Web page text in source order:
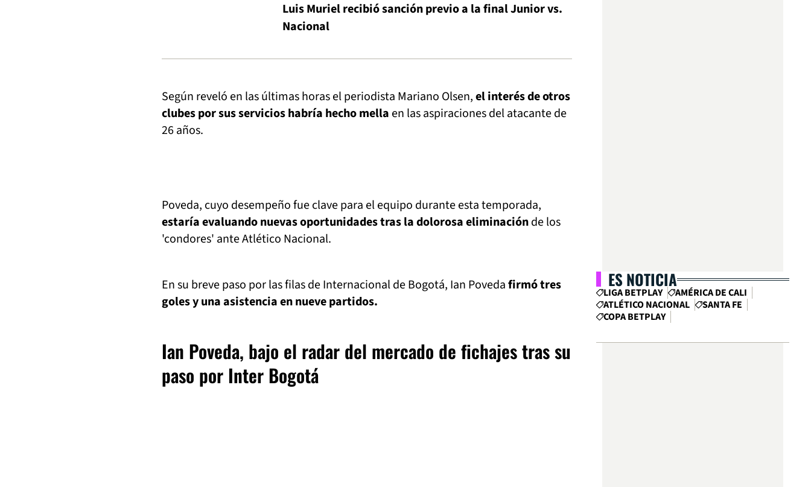
Luis Muriel recibió sanción previo a la final Junior vs.
Nacional
Según reveló en las últimas horas el periodista Mariano Olsen,el interés de otros
clubes por sus servicios habría hecho mella en las aspiraciones del atacante de
26 años.
Poveda, cuyo desempeño fue clave para el equipo durante esta temporada,
estaría evaluando nuevas oportunidades tras la dolorosa eliminaciónde los
'condores' ante Atlético Nacional.
En su breve paso por las filas de Internacional de Bogotá, Ian Povedafirmó tres
goles y una asistencia en nueve partidos.
Ian Poveda, bajo el radar del mercado de fichajes tras su
paso por Inter Bogotá
ES NOTICIA
LIGA BETPLAY
AMÉRICA DE CALI
ATLÉTICO NACIONAL
SANTA FE
COPA BETPLAY